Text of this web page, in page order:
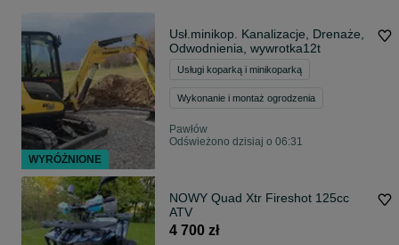
Usł.minikop. Kanalizacje, Drenaże,
Odwodnienia, wywrotka12t
Usługi koparką i minikoparką
Wykonanie i montaż ogrodzenia
Pawłów
Odświeżono dzisiaj o 06:31
NOWY Quad Xtr Fireshot 125cc
ATV
4 700 zł
WYRÓŻNIONE